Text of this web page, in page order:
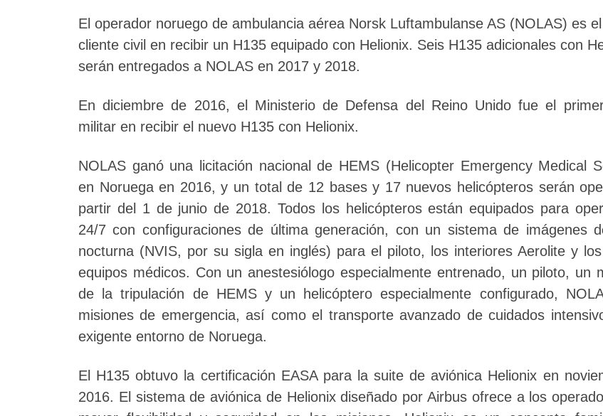
El operador noruego de ambulancia aérea Norsk Luftambulanse AS (NOLAS) es
cliente civil en recibir un H135 equipado con Helionix. Seis H135 adicionales con
serán entregados a NOLAS en 2017 y 2018.
En diciembre de 2016, el Ministerio de Defensa del Reino Unido fue el
militar en recibir el nuevo H135 con Helionix.
NOLAS ganó una licitación nacional de HEMS (Helicopter Emergency Medical
en Noruega en 2016, y un total de 12 bases y 17 nuevos helicópteros serán
partir del 1 de junio de 2018. Todos los helicópteros están equipados para
24/7 con configuraciones de última generación, con un sistema de imágenes
nocturna (NVIS, por su sigla en inglés) para el piloto, los interiores Aerolite y
equipos médicos. Con un anestesiólogo especialmente entrenado, un piloto, un
de la tripulación de HEMS y un helicóptero especialmente configurado,
misiones de emergencia, así como el transporte avanzado de cuidados
exigente entorno de Noruega.
El H135 obtuvo la certificación EASA para la suite de aviónica Helionix en
2016. El sistema de aviónica de Helionix diseñado por Airbus ofrece a los